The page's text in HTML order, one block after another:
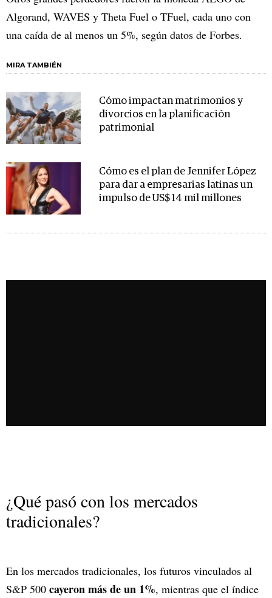
Algorand, WAVES y Theta Fuel o TFuel, cada uno con
una caída de al menos un 5%, según datos de Forbes.
MIRA TAMBIÉN
Cómo impactan matrimonios y
divorcios en la planificación
patrimonial
Cómo es el plan de Jennifer López
para dar a empresarias latinas un
impulso de US$ 14 mil millones
¿Qué pasó con los mercados
tradicionales?
En los mercados tradicionales, los futuros vinculados al
S&P 500 cayeron más de un 1%, mientras que el índice